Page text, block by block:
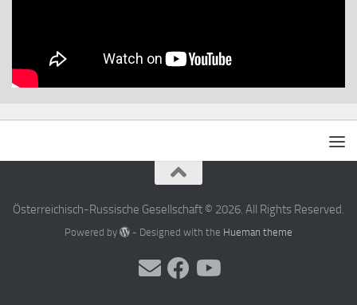
Österreichisch-Russische Gesellschaft © 2026. All Rights Reserved.
Powered by - Designed with the Hueman theme